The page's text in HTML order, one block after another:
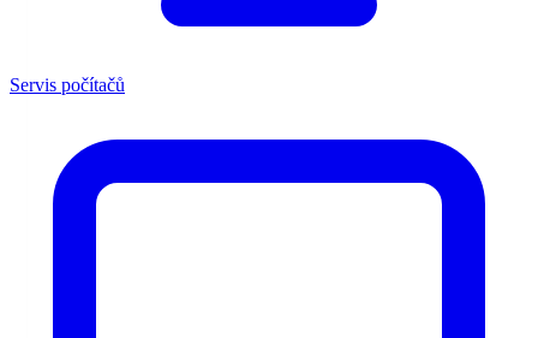
Servis počítačů